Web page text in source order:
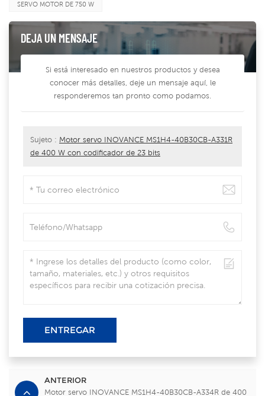
SERVO MOTOR DE 750 W
DEJA UN MENSAJE
Si está interesado en nuestros productos y desea
conocer más detalles, deje un mensaje aquí, le
responderemos tan pronto como podamos.
Sujeto : Motor servo INOVANCE MS1H4-40B30CB-A331R
de 400 W con codificador de 23 bits
ENTREGAR
ANTERIOR
Motor servo INOVANCE MS1H4-40B30CB-A334R de 400